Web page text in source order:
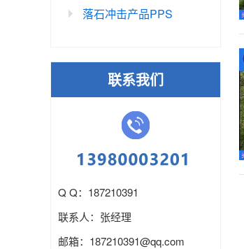
落石冲击产品PPS
联系我们
Q Q：187210391
联系人：张经理
邮箱：187210391@qq.com